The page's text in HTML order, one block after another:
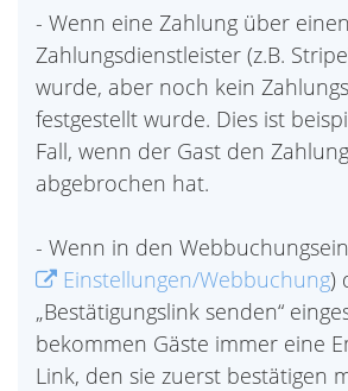
- Wenn eine Zahlung über einen
Zahlungsdienstleister (z.B.
wurde, aber noch kein
festgestellt wurde. Dies ist
Fall, wenn der Gast den
abgebrochen hat.
- Wenn in den
Einstellungen/Webbuchung)
„Bestätigungslink senden“
bekommen Gäste immer eine
Link, den sie zuerst bestätigen